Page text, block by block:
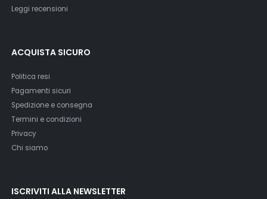
Leggi recensioni
ACQUISTA SICURO
Politica resi
Pagamenti sicuri
Spedizione e consegna
Termini e condizioni
Privacy
Chi siamo
ISCRIVITI ALLA NEWSLETTER